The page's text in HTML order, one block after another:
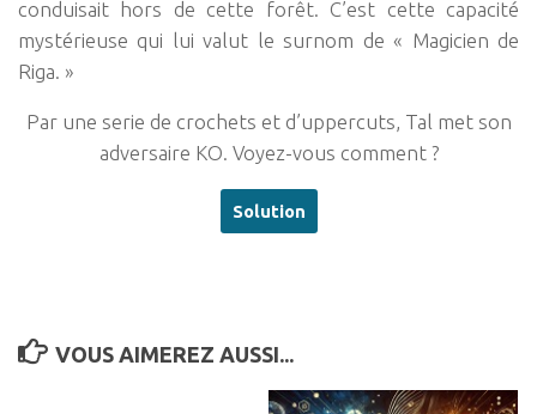
conduisait hors de cette forêt. C’est cette capacité
mystérieuse qui lui valut le surnom de « Magicien de
Riga. »
Par une serie de crochets et d’uppercuts, Tal met son
adversaire KO. Voyez-vous comment ?
VOUS AIMEREZ AUSSI...